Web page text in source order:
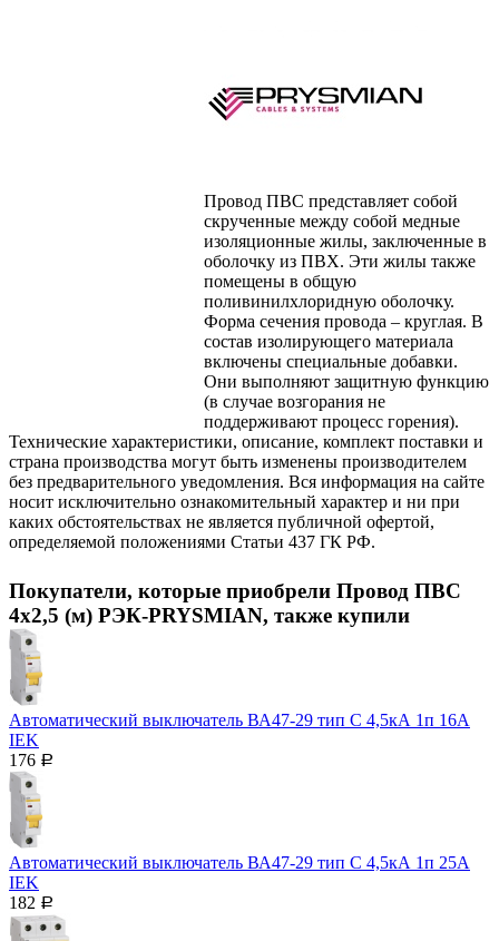
Провод ПВС представляет собой
скрученные между собой медные
изоляционные жилы, заключенные в
оболочку из ПВХ. Эти жилы также
помещены в общую
поливинилхлоридную оболочку.
Форма сечения провода – круглая. В
состав изолирующего материала
включены специальные добавки.
Они выполняют защитную функцию
(в случае возгорания не
поддерживают процесс горения).
Технические характеристики, описание, комплект поставки и
страна производства могут быть изменены производителем
без предварительного уведомления. Вся информация на сайте
носит исключительно ознакомительный характер и ни при
каких обстоятельствах не является публичной офертой,
определяемой положениями Статьи 437 ГК РФ.
Покупатели, которые приобрели Провод ПВС
4х2,5 (м) РЭК-PRYSMIAN, также купили
Автоматический выключатель ВА47-29 тип С 4,5кА 1п 16А
IEK
176 Р
Автоматический выключатель ВА47-29 тип С 4,5кА 1п 25А
IEK
182 Р